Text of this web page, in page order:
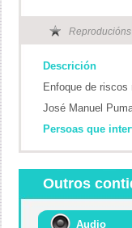
Reproducións
Descrición
Enfoque de riscos
José Manuel
Persoas que
Outros
Audio